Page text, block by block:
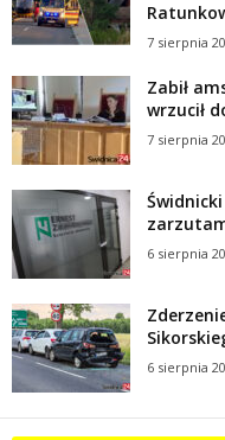
7 sierpnia
Zabił
wrzucił
7 sierpnia
6 sierpnia
6 sierpnia